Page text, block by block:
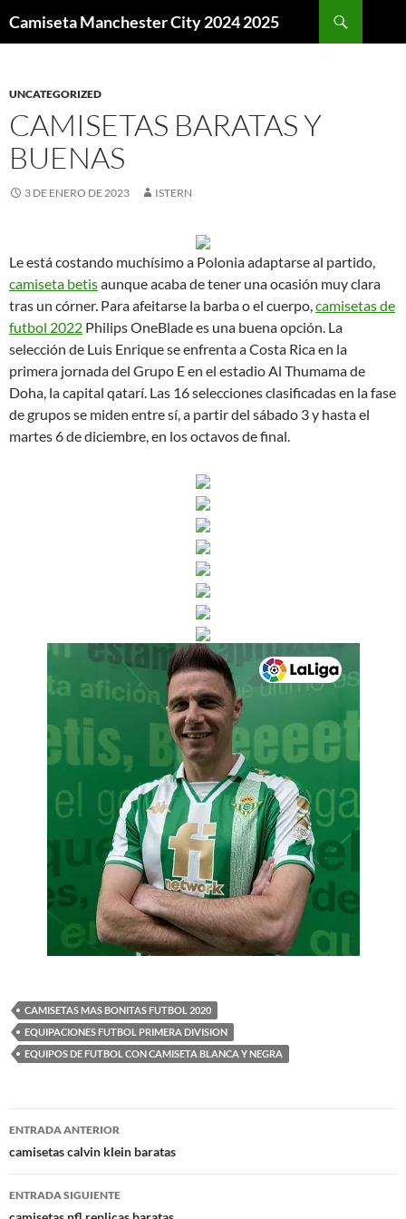
Camiseta Manchester City 2024 2025
UNCATEGORIZED
CAMISETAS BARATAS Y
BUENAS
3 DE ENERO DE 2023 ISTERN
Le está costando muchísimo a Polonia adaptarse al partido,
camiseta betisaunque acaba de tener una ocasión muy clara
tras un córner. Para afeitarse la barba o el cuerpo,camisetas de
futbol 2022 Philips OneBlade es una buena opción. La
selección de Luis Enrique se enfrenta a Costa Rica en la
primera jornada del Grupo E en el estadio Al Thumama de
Doha, la capital qatarí. Las 16 selecciones clasificadas en la fase
de grupos se miden entre sí, a partir del sábado 3 y hasta el
martes 6 de diciembre, en los octavos de final.
CAMISETAS MAS BONITAS FUTBOL 2020
EQUIPACIONES FUTBOL PRIMERA DIVISION
EQUIPOS DE FUTBOL CON CAMISETA BLANCA Y NEGRA
Navegación
de
entradas
ENTRADA ANTERIOR
camisetas calvin klein baratas
ENTRADA SIGUIENTE